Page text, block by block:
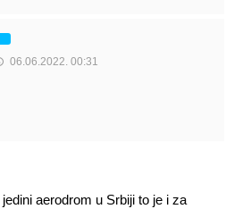
06.06.2022. 00:31
aerodrom u Srbiji to je i za